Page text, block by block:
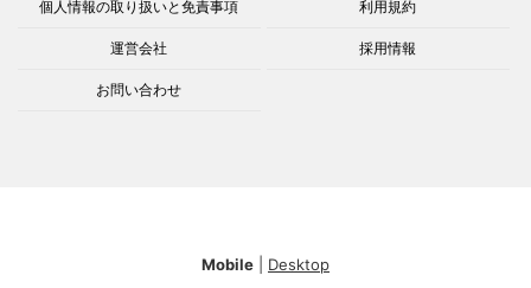
個人情報の取り扱いと免責事項 利用規約
運営会社 採用情報
お問い合わせ
Mobile Desktop